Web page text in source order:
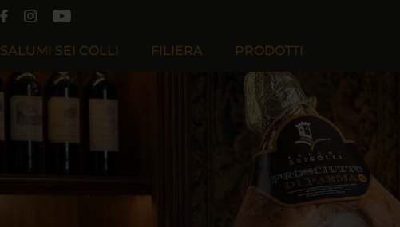
SALUMI SEI COLLI FILIERA PRODOTTI